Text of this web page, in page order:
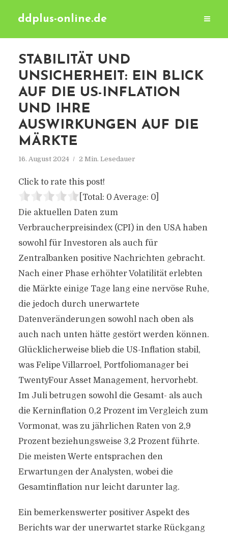
ddplus-online.de
STABILITÄT UND
UNSICHERHEIT: EIN BLICK
AUF DIE US-INFLATION
UND IHRE
AUSWIRKUNGEN AUF DIE
MÄRKTE
16. August 2024 2 Min. Lesedauer
Click to rate this post!
[Total: 0 Average: 0]
Die aktuellen Daten zum
Verbraucherpreisindex (CPI) in den USA haben
sowohl für Investoren als auch für
Zentralbanken positive Nachrichten gebracht.
Nach einer Phase erhöhter Volatilität erlebten
die Märkte einige Tage lang eine nervöse Ruhe,
die jedoch durch unerwartete
Datenveränderungen sowohl nach oben als
auch nach unten hätte gestört werden können.
Glücklicherweise blieb die US-Inflation stabil,
was Felipe Villarroel, Portfoliomanager bei
TwentyFour Asset Management, hervorhebt.
Im Juli betrugen sowohl die Gesamt- als auch
die Kerninflation 0,2 Prozent im Vergleich zum
Vormonat, was zu jährlichen Raten von 2,9
Prozent beziehungsweise 3,2 Prozent führte.
Die meisten Werte entsprachen den
Erwartungen der Analysten, wobei die
Gesamtinflation nur leicht darunter lag.
Ein bemerkenswerter positiver Aspekt des
Berichts war der unerwartet starke Rückgang